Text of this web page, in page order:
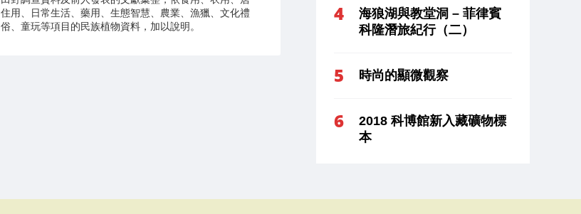
住用、日常生活、藥用、生態智慧、農業、漁獵、文化禮
俗、童玩等項目的民族植物資料，加以說明。
海狼湖與教堂洞 – 菲律賓
科隆潛旅紀行（二）
時尚的顯微觀察
2018 科博館新入藏礦物標
本